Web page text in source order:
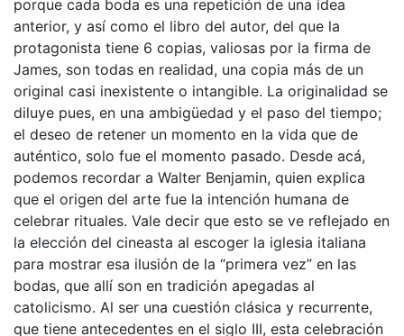
porque cada boda es una repetición de una idea
anterior, y así como el libro del autor, del que la
protagonista tiene 6 copias, valiosas por la firma de
James, son todas en realidad, una copia más de un
original casi inexistente o intangible. La originalidad se
diluye pues, en una ambigüedad y el paso del tiempo;
el deseo de retener un momento en la vida que de
auténtico, solo fue el momento pasado. Desde acá,
podemos recordar a Walter Benjamin, quien explica
que el origen del arte fue la intención humana de
celebrar rituales. Vale decir que esto se ve reflejado en
la elección del cineasta al escoger la iglesia italiana
para mostrar esa ilusión de la “primera vez” en las
bodas, que allí son en tradición apegadas al
catolicismo. Al ser una cuestión clásica y recurrente,
que tiene antecedentes en el siglo III, esta celebración